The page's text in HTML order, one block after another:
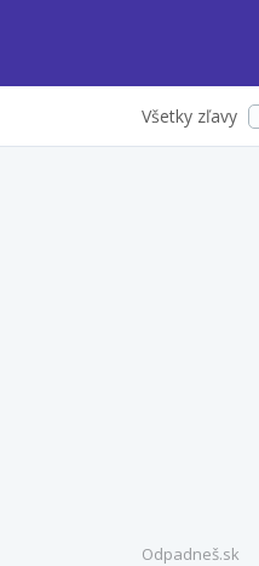
Všetky zľavy
Odpadneš.sk